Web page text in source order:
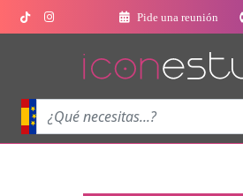
Pide una reunión